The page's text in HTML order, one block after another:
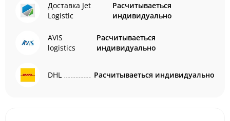
Доставка Jet
Logistic
Расчитываеться
индивидуально
AVIS
logistics
Расчитываеться
индивидуально
DHL Расчитываеться индивидуально